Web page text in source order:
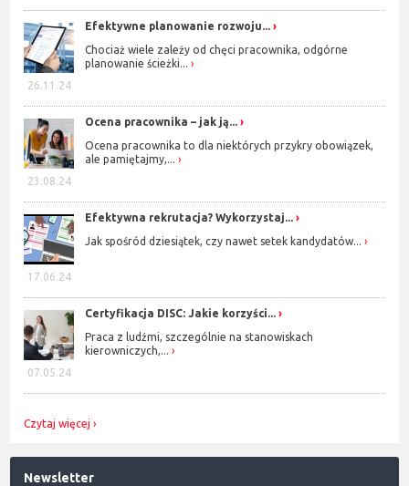
26.11.24
Efektywne planowanie rozwoju...
Chociaż wiele zależy od chęci pracownika, odgórne
planowanie ścieżki...
23.08.24
Ocena pracownika – jak ją...
Ocena pracownika to dla niektórych przykry obowiązek,
ale pamiętajmy,...
17.06.24
Efektywna rekrutacja? Wykorzystaj...
Jak spośród dziesiątek, czy nawet setek kandydatów...
07.05.24
Certyfikacja DISC: Jakie korzyści...
Praca z ludźmi, szczególnie na stanowiskach
kierowniczych,...
Czytaj więcej
Newsletter